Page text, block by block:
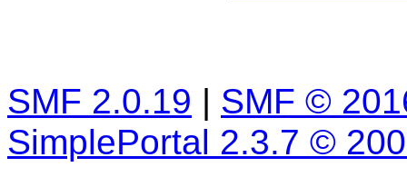
SMF 2.0.19 | SMF ©
SimplePortal 2.3.7 ©